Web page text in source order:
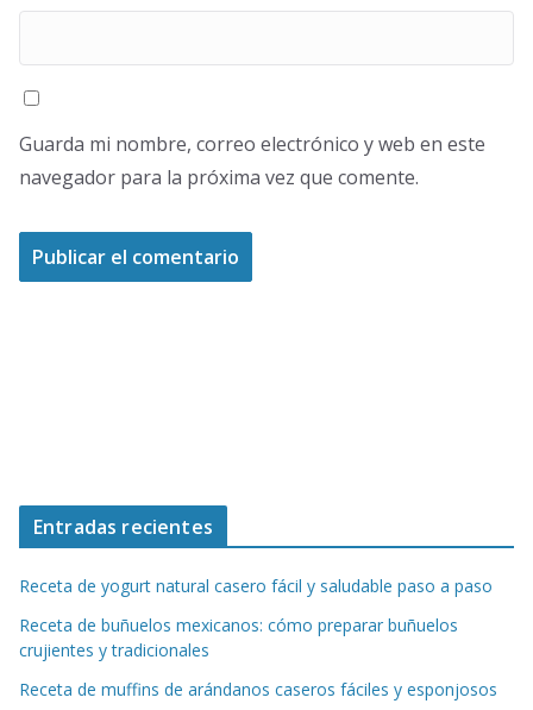
Guarda mi nombre, correo electrónico y web en este
navegador para la próxima vez que comente.
Entradas recientes
Receta de yogurt natural casero fácil y saludable paso a paso
Receta de buñuelos mexicanos: cómo preparar buñuelos
crujientes y tradicionales
Receta de muffins de arándanos caseros fáciles y esponjosos